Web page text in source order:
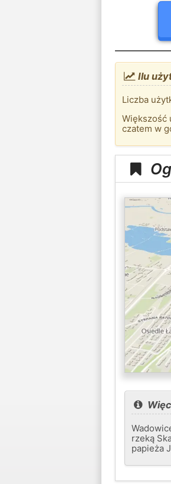
Ilu
Liczba
Większość
czatem w
rzeką
papieża